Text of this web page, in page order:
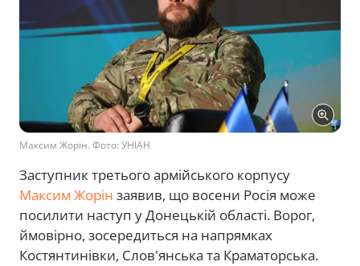
Максим Жорін. Фото: УНІАН
Заступник третього армійського корпусу
Максим Жорін заявив, що восени Росія може
посилити наступ у Донецькій області. Ворог,
ймовірно, зосередиться на напрямках
Костянтинівки, Слов'янська та Краматорська.